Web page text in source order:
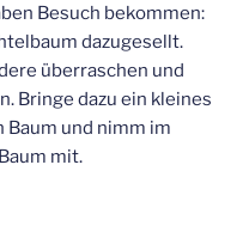
Besuch bekom­men:
dazu­ge­sellt.
über­ra­schen und
Brin­ge dazu ein klei­nes
Baum und nimm im
mit.